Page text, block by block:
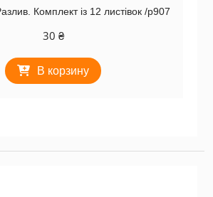
Комплект із 12 листівок /р907
30 ₴
В корзину